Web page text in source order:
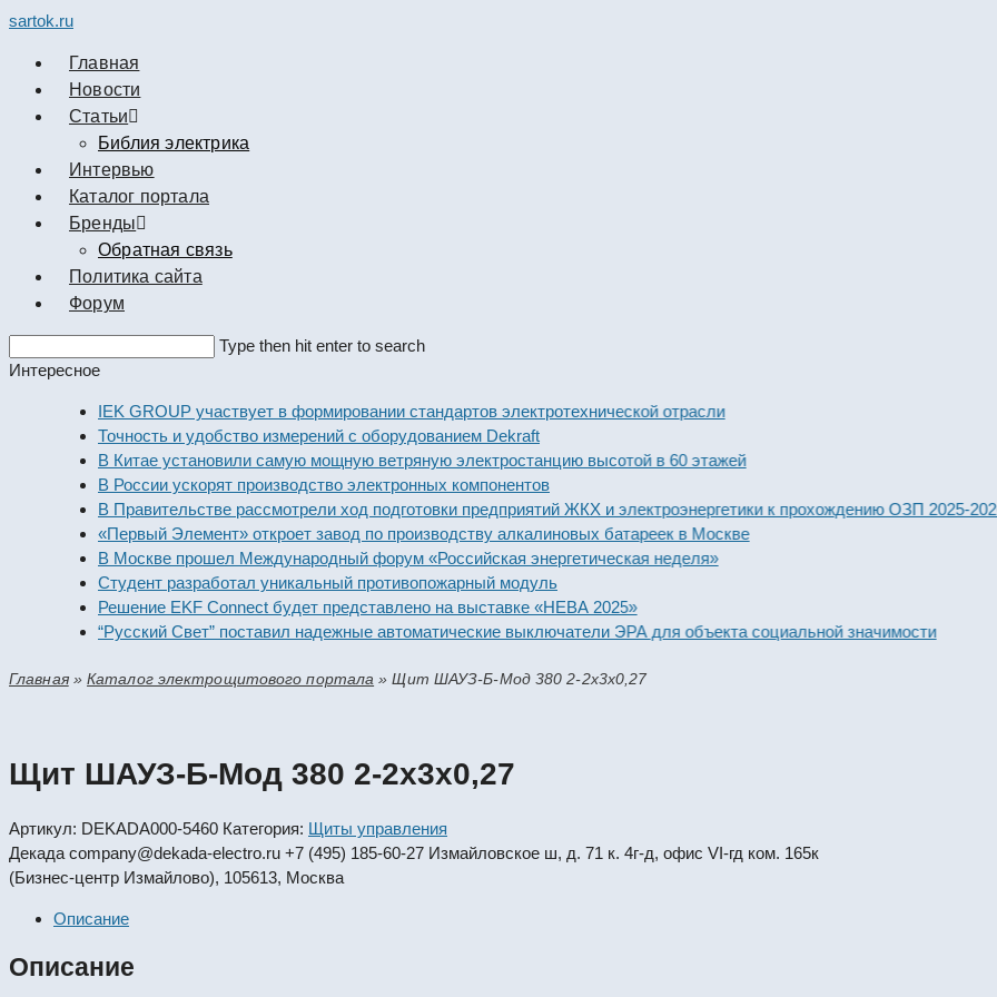
sartok.ru
Главная
Новости
Cтатьи
Библия электрика
Интервью
Каталог портала
Бренды
Обратная связь
Политика сайта
Форум
this
Type then hit enter to search
Интересное
IEK GROUP участвует в формировании стандартов электротехнической отрасли
Точность и удобство измерений с оборудованием Dekraft
В Китае установили самую мощную ветряную электростанцию высотой в 60 этажей
В России ускорят производство электронных компонентов
В Правительстве рассмотрели ход подготовки предприятий ЖКХ и электроэнергетики к прохождению ОЗП 2025-2026
«Первый Элемент» откроет завод по производству алкалиновых батареек в Москве
В Москве прошел Международный форум «Российская энергетическая неделя»
Студент разработал уникальный противопожарный модуль
Решение EKF Connect будет представлено на выставке «НЕВА 2025»
“Русский Свет” поставил надежные автоматические выключатели ЭРА для объекта социальной значимости
Главная»Каталог электрощитового портала »Щит ШАУЗ-Б-Мод 380 2-2х3х0,27
Щит ШАУЗ-Б-Мод 380 2-2х3х0,27
Артикул: DEKADA000-5460 Категория: Щиты управления
Декада company@dekada-electro.ru +7 (495) 185-60-27 Измайловское ш, д. 71 к. 4г-д, офис VI-гд ком. 165к
(Бизнес-центр Измайлово), 105613, Москва
Описание
Описание